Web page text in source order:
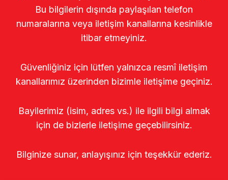
Bu bilgilerin dışında paylaşılan telefon
numaralarına veya iletişim kanallarına kesinlikle
itibar etmeyiniz.
Güvenliğiniz için lütfen yalnızca resmî iletişim
kanallarımız üzerinden bizimle iletişime geçiniz.
Bayilerimiz (isim, adres vs.) ile ilgili bilgi almak
için de bizlerle iletişime geçebilirsiniz.
Bilginize sunar, anlayışınız için teşekkür ederiz.